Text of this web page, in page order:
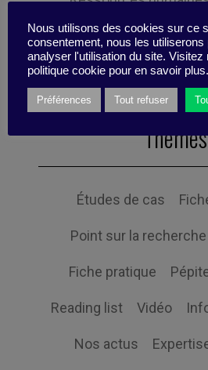
Expertise
Themes
Études de cas
Point sur la recherche
Fiche pratique
Reading list Vidéo
Nos actus
Nous utilisons des cookies sur ce
consentement, nous les utiliserons
analyser l'utilisation du site. Visitez
politique cookie pour en savoir plus.
Préférences Tout refuser